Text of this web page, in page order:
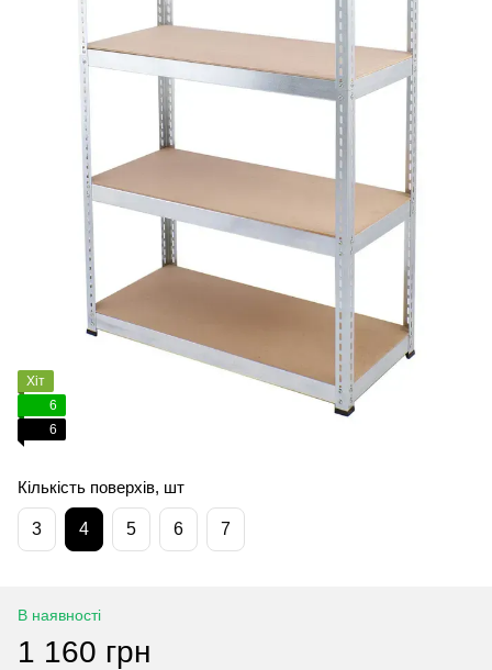
Хіт
6
6
Кількість поверхів, шт
3 4 5 6 7
В наявності
1 160 грн